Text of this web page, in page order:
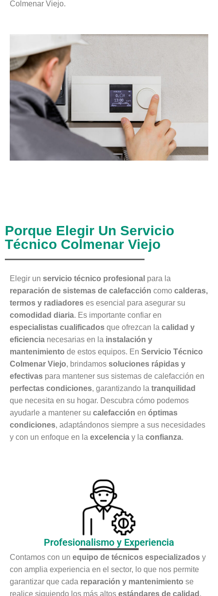
Colmenar Viejo.
Porque Elegir Un Servicio
Técnico Colmenar Viejo
Elegir un servicio técnico profesional para la
reparación de sistemas de calefacción como calderas,
termos y radiadores es esencial para asegurar su
comodidad diaria. Es importante confiar en
especialistas cualificados que ofrezcan la calidad y
eficiencia necesarias en la instalación y
mantenimiento de estos equipos. En Servicio Técnico
Colmenar Viejo, brindamos soluciones rápidas y
efectivas para mantener sus sistemas de calefacción en
perfectas condiciones, garantizando la tranquilidad
que necesita en su hogar. Descubra cómo podemos
ayudarle a mantener su calefacción en óptimas
condiciones, adaptándonos siempre a sus necesidades
y con un enfoque en la excelencia y la confianza.
Profesionalismo y Experiencia
Contamos con un equipo de técnicos especializados y
con amplia experiencia en el sector, lo que nos permite
garantizar que cada reparación y mantenimiento se
realice siguiendo los más altos estándares de calidad ,